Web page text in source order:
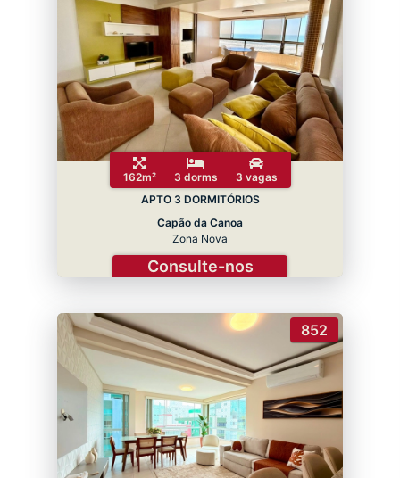
162m² 3 dorms
3 vagas
APTO 3 DORMITÓRIOS
Capão da Canoa
Zona Nova
Consulte-nos
852